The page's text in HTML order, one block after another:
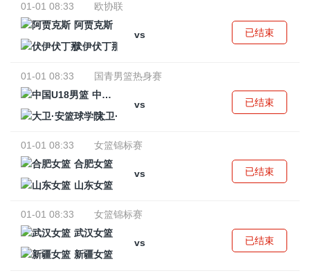
01-01 08:33
欧协联
阿贾克斯
vs
伏伊伏丁那
已结束
01-01 08:33
国青男篮热身赛
中国U18男篮
vs
大卫·安篮球学院
已结束
01-01 08:33
女篮锦标赛
合肥女篮
vs
山东女篮
已结束
01-01 08:33
女篮锦标赛
武汉女篮
vs
新疆女篮
已结束